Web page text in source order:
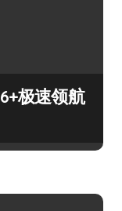
极速领航